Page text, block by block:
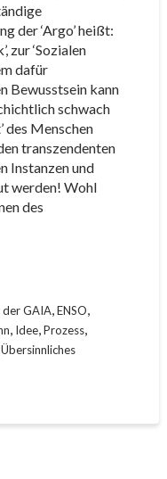
der ‘Argo’ heißt:
zur ‘Sozialen
dafür
Bewusstsein kann
schwach
des Menschen
transzendenten
Instanzen und
werden! Wohl
des
GAIA,ENSO,
, Idee,Prozess,
Übersinnliches